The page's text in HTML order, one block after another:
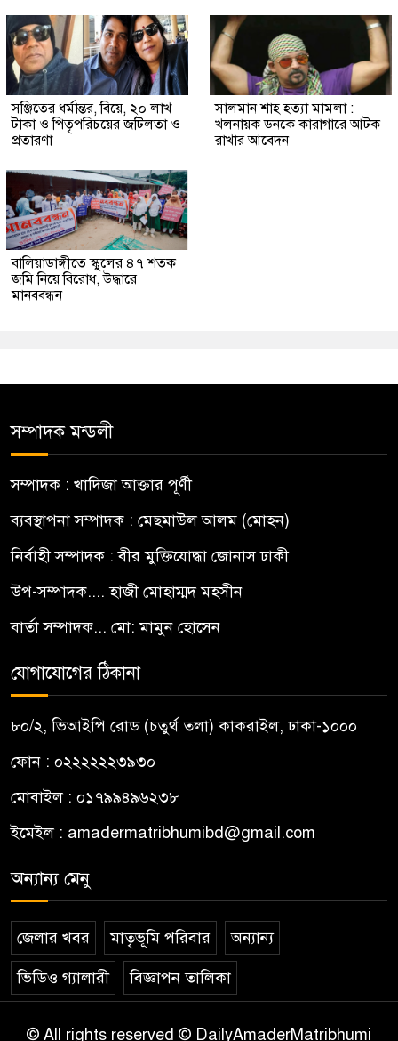
সঞ্জিতের ধর্মান্তর, বিয়ে, ২০ লাখ
টাকা ও পিতৃপরিচয়ের জটিলতা ও
প্রতারণা
সালমান শাহ হত্যা মামলা :
খলনায়ক ডনকে কারাগারে আটক
রাখার আবেদন
বালিয়াডাঙ্গীতে স্কুলের ৪৭ শতক
জমি নিয়ে বিরোধ, উদ্ধারে
মানববন্ধন
সম্পাদক মন্ডলী
সম্পাদক : খাদিজা আক্তার পূর্ণী
ব্যবস্থাপনা সম্পাদক : মেছমাউল আলম (মোহন)
নির্বাহী সম্পাদক : বীর মুক্তিযোদ্ধা জোনাস ঢাকী
উপ-সম্পাদক.... হাজী মোহাম্মদ মহসীন
বার্তা সম্পাদক... মো: মামুন হোসেন
যোগাযোগের ঠিকানা
৮০/২, ভিআইপি রোড (চতুর্থ তলা) কাকরাইল, ঢাকা-১০০০
ফোন : ০২২২২২২৩৯৩০
মোবাইল : ০১৭৯৯৪৯৬২৩৮
ইমেইল : amadermatribhumibd@gmail.com
অন্যান্য মেনু
জেলার খবর মাতৃভূমি পরিবার অন্যান্য
ভিডিও গ্যালারী বিজ্ঞাপন তালিকা
© All rights reserved © DailyAmaderMatribhumi